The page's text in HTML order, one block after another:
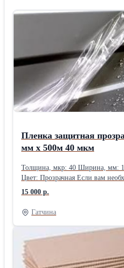
Пленка защитная
мм х 500м 40 мкм
Толщина, мкр: 40 Ширина, мм:
Цвет: Прозрачная Если вам
самоклеящуюся пленку в Санкт-
стоимости и на удобных
нас. Работая с лучшими производителями Италии,
компания обеспечивает продажу
надёжного материала,
стандартам ГОСТ РФ,
использовании. Вся плёнка
оборудовании и из
15 000 р.
Гатчина